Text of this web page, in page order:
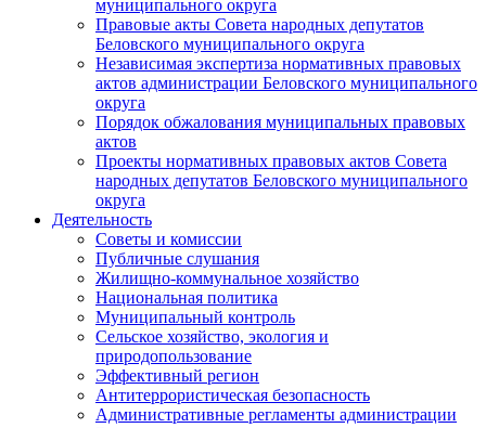
муниципального округа
Правовые акты Совета народных депутатов
Беловского муниципального округа
Независимая экспертиза нормативных правовых
актов администрации Беловского муниципального
округа
Порядок обжалования муниципальных правовых
актов
Проекты нормативных правовых актов Совета
народных депутатов Беловского муниципального
округа
Деятельность
Советы и комиссии
Публичные слушания
Жилищно-коммунальное хозяйство
Национальная политика
Муниципальный контроль
Сельское хозяйство, экология и
природопользование
Эффективный регион
Антитеррористическая безопасность
Административные регламенты администрации